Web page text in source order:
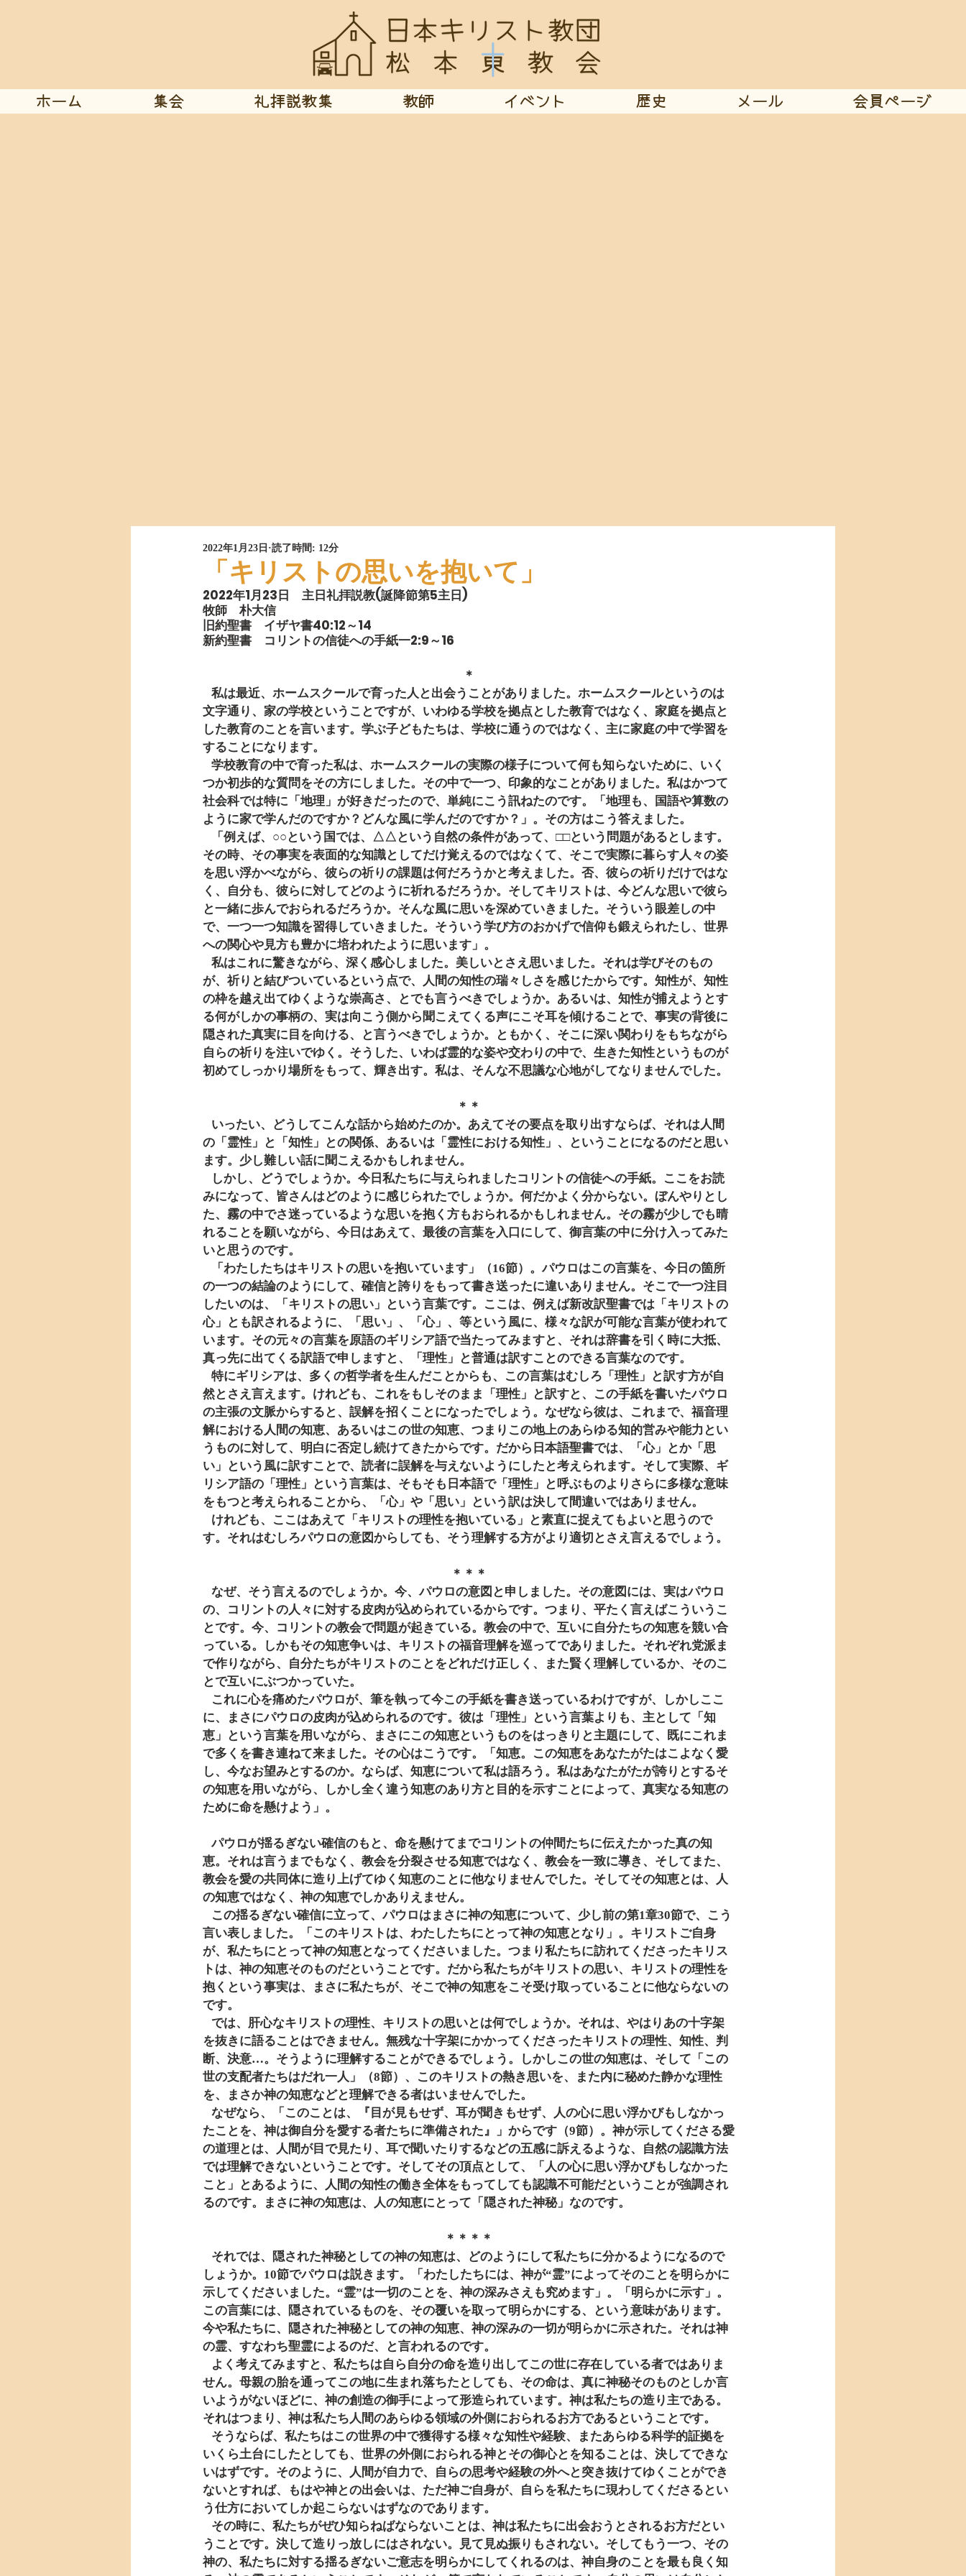
ホーム 集会 礼拝説教集 教師 イベント 歴史 メール 会員ページ
「キリストの思いを抱いて」
2022年1月23日 読了時間: 12分
2022年1月23日　主日礼拝説教(誕降節第5主日)
牧師　朴大信
旧約聖書　イザヤ書40:12～14
新約聖書　コリントの信徒への手紙一2:9～16
＊
文字通り、家の学校ということですが、いわゆる学校を拠点とした教育ではなく、家庭を拠点と
した教育のことを言います。学ぶ子どもたちは、学校に通うのではなく、主に家庭の中で学習を
することになります。
つか初歩的な質問をその方にしました。その中で一つ、印象的なことがありました。私はかつて
社会科では特に「地理」が好きだったので、単純にこう訊ねたのです。「地理も、国語や算数の
ように家で学んだのですか？どんな風に学んだのですか？」。その方はこう答えました。
その時、その事実を表面的な知識としてだけ覚えるのではなくて、そこで実際に暮らす人々の姿
を思い浮かべながら、彼らの祈りの課題は何だろうかと考えました。否、彼らの祈りだけではな
く、自分も、彼らに対してどのように祈れるだろうか。そしてキリストは、今どんな思いで彼ら
と一緒に歩んでおられるだろうか。そんな風に思いを深めていきました。そういう眼差しの中
で、一つ一つ知識を習得していきました。そういう学び方のおかげで信仰も鍛えられたし、世界
への関心や見方も豊かに培われたように思います」。
が、祈りと結びついているという点で、人間の知性の瑞々しさを感じたからです。知性が、知性
の枠を越え出てゆくような崇高さ、とでも言うべきでしょうか。あるいは、知性が捕えようとす
る何がしかの事柄の、実は向こう側から聞こえてくる声にこそ耳を傾けることで、事実の背後に
隠された真実に目を向ける、と言うべきでしょうか。ともかく、そこに深い関わりをもちながら
自らの祈りを注いでゆく。そうした、いわば霊的な姿や交わりの中で、生きた知性というものが
初めてしっかり場所をもって、輝き出す。私は、そんな不思議な心地がしてなりませんでした。
＊＊
の「霊性」と「知性」との関係、あるいは「霊性における知性」、ということになるのだと思い
ます。少し難しい話に聞こえるかもしれません。
みになって、皆さんはどのように感じられたでしょうか。何だかよく分からない。ぼんやりとし
た、霧の中でさ迷っているような思いを抱く方もおられるかもしれません。その霧が少しでも晴
れることを願いながら、今日はあえて、最後の言葉を入口にして、御言葉の中に分け入ってみた
いと思うのです。
の一つの結論のようにして、確信と誇りをもって書き送ったに違いありません。そこで一つ注目
したいのは、「キリストの思い」という言葉です。ここは、例えば新改訳聖書では「キリストの
心」とも訳されるように、「思い」、「心」、等という風に、様々な訳が可能な言葉が使われて
います。その元々の言葉を原語のギリシア語で当たってみますと、それは辞書を引く時に大抵、
真っ先に出てくる訳語で申しますと、「理性」と普通は訳すことのできる言葉なのです。
然とさえ言えます。けれども、これをもしそのまま「理性」と訳すと、この手紙を書いたパウロ
の主張の文脈からすると、誤解を招くことになったでしょう。なぜなら彼は、これまで、福音理
解における人間の知恵、あるいはこの世の知恵、つまりこの地上のあらゆる知的営みや能力とい
うものに対して、明白に否定し続けてきたからです。だから日本語聖書では、「心」とか「思
い」という風に訳すことで、読者に誤解を与えないようにしたと考えられます。そして実際、ギ
リシア語の「理性」という言葉は、そもそも日本語で「理性」と呼ぶものよりさらに多様な意味
をもつと考えられることから、「心」や「思い」という訳は決して間違いではありません。
す。それはむしろパウロの意図からしても、そう理解する方がより適切とさえ言えるでしょう。
＊＊＊
の、コリントの人々に対する皮肉が込められているからです。つまり、平たく言えばこういうこ
とです。今、コリントの教会で問題が起きている。教会の中で、互いに自分たちの知恵を競い合
っている。しかもその知恵争いは、キリストの福音理解を巡ってでありました。それぞれ党派ま
で作りながら、自分たちがキリストのことをどれだけ正しく、また賢く理解しているか、そのこ
とで互いにぶつかっていた。
に、まさにパウロの皮肉が込められるのです。彼は「理性」という言葉よりも、主として「知
恵」という言葉を用いながら、まさにこの知恵というものをはっきりと主題にして、既にこれま
で多くを書き連ねて来ました。その心はこうです。「知恵。この知恵をあなたがたはこよなく愛
し、今なお望みとするのか。ならば、知恵について私は語ろう。私はあなたがたが誇りとするそ
の知恵を用いながら、しかし全く違う知恵のあり方と目的を示すことによって、真実なる知恵の
ために命を懸けよう」。
   パウロが揺るぎない確信のもと、命を懸けてまでコリントの仲間たちに伝えたかった真の知
恵。それは言うまでもなく、教会を分裂させる知恵ではなく、教会を一致に導き、そしてまた、
教会を愛の共同体に造り上げてゆく知恵のことに他なりませんでした。そしてその知恵とは、人
の知恵ではなく、神の知恵でしかありえません。
言い表しました。「このキリストは、わたしたちにとって神の知恵となり」。キリストご自身
が、私たちにとって神の知恵となってくださいました。つまり私たちに訪れてくださったキリス
トは、神の知恵そのものだということです。だから私たちがキリストの思い、キリストの理性を
抱くという事実は、まさに私たちが、そこで神の知恵をこそ受け取っていることに他ならないの
です。
を抜きに語ることはできません。無残な十字架にかかってくださったキリストの理性、知性、判
断、決意…。そうように理解することができるでしょう。しかしこの世の知恵は、そして「この
世の支配者たちはだれ一人」（8節）、このキリストの熱き思いを、また内に秘めた静かな理性
を、まさか神の知恵などと理解できる者はいませんでした。
たことを、神は御自分を愛する者たちに準備された』」からです（9節）。神が示してくださる愛
の道理とは、人間が目で見たり、耳で聞いたりするなどの五感に訴えるような、自然の認識方法
では理解できないということです。そしてその頂点として、「人の心に思い浮かびもしなかった
こと」とあるように、人間の知性の働き全体をもってしても認識不可能だということが強調され
るのです。まさに神の知恵は、人の知恵にとって「隠された神秘」なのです。
＊＊＊＊
しょうか。10節でパウロは説きます。「わたしたちには、神が“霊”によってそのことを明らかに
示してくださいました。“霊”は一切のことを、神の深みさえも究めます」。「明らかに示す」。
この言葉には、隠されているものを、その覆いを取って明らかにする、という意味があります。
今や私たちに、隠された神秘としての神の知恵、神の深みの一切が明らかに示された。それは神
の霊、すなわち聖霊によるのだ、と言われるのです。
せん。母親の胎を通ってこの地に生まれ落ちたとしても、その命は、真に神秘そのものとしか言
いようがないほどに、神の創造の御手によって形造られています。神は私たちの造り主である。
それはつまり、神は私たち人間のあらゆる領域の外側におられるお方であるということです。
いくら土台にしたとしても、世界の外側におられる神とその御心とを知ることは、決してできな
いはずです。そのように、人間が自力で、自らの思考や経験の外へと突き抜けてゆくことができ
ないとすれば、もはや神との出会いは、ただ神ご自身が、自らを私たちに現わしてくださるとい
う仕方においてしか起こらないはずなのであります。
うことです。決して造りっ放しにはされない。見て見ぬ振りもされない。そしてもう一つ、その
神の、私たちに対する揺るぎないご意志を明らかにしてくれるのは、神自身のことを最も良く知